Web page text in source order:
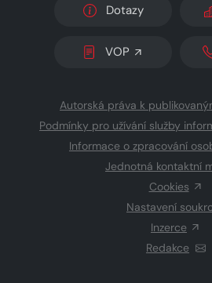
Dotazy
VOP
Autorská práva k
Podmínky pro užívání služby
Informace o zpracování
Jednotná kontaktní
Cookies
Nastavení
Inzerce
Redakce